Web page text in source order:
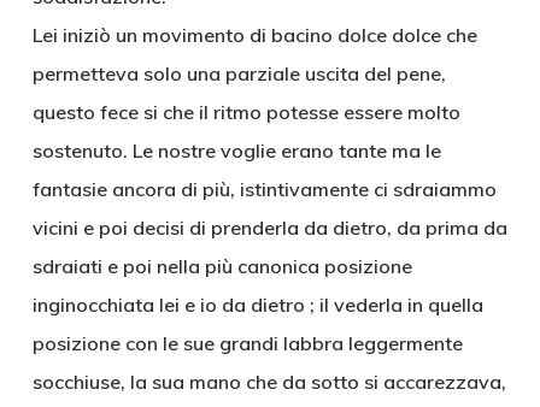
Lei iniziò un movimento di bacino dolce dolce che
permetteva solo una parziale uscita del pene,
questo fece si che il ritmo potesse essere molto
sostenuto. Le nostre voglie erano tante ma le
fantasie ancora di più, istintivamente ci sdraiammo
vicini e poi decisi di prenderla da dietro, da prima da
sdraiati e poi nella più canonica posizione
inginocchiata lei e io da dietro ; il vederla in quella
posizione con le sue grandi labbra leggermente
socchiuse, la sua mano che da sotto si accarezzava,